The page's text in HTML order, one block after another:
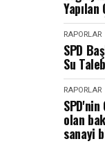
Yapılan
RAPORLAR
SPD
Su
RAPORLAR
SPD'nin
olan
sanayi